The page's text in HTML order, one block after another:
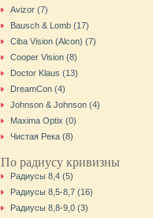
Avizor (7)
Bausch & Lomb (17)
Ciba Vision (Alcon) (7)
Cooper Vision (8)
Doctor Klaus (13)
DreamCon (4)
Johnson & Johnson (4)
Maxima Optix (0)
Чистая Река (8)
По радиусу кривизны
Радиусы 8,4 (5)
Радиусы 8,5-8,7 (16)
Радиусы 8,8-9,0 (3)